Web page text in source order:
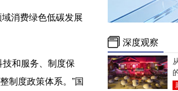
消费绿色低碳发展
和服务、制度保
制度政策体系。”国
深度观察